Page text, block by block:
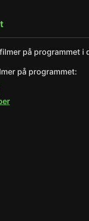
på programmet i
på programmet: